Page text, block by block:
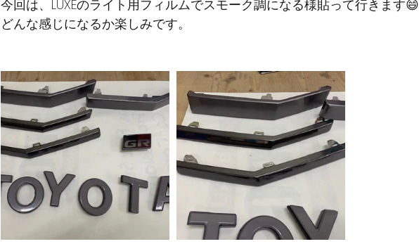
今回は、LUXEのライト用フィルムでスモーク調になる様貼って行きます😄
どんな感じになるか楽しみです。